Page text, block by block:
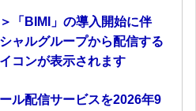
「BIMI」の導入開始に伴
ャルグループから配信する
コンが表示されます
ル配信サービスを2026年9